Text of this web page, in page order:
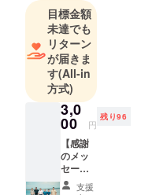
り戻すた
め、2022年
10月、装い
新たに再
オープンす
る。漁港に
あがったば
かりの活ホ
タテなどの
海産物か
ら、野辺地
目標金額
未達でも
リターン
が届きま
す(All-in
方式)
3,0
00 円
残り96
【感謝
のメッ
セー
ジ】 こ
支援